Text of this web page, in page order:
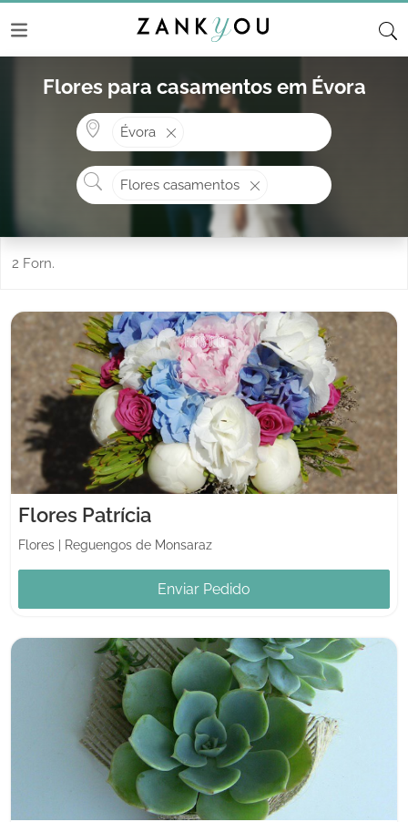
Flores para casamentos em Évora
Évora
O que procura?
Flores casamentos
2 Forn.
Flores Patrícia
Flores Reguengos de Monsaraz
Enviar Pedido